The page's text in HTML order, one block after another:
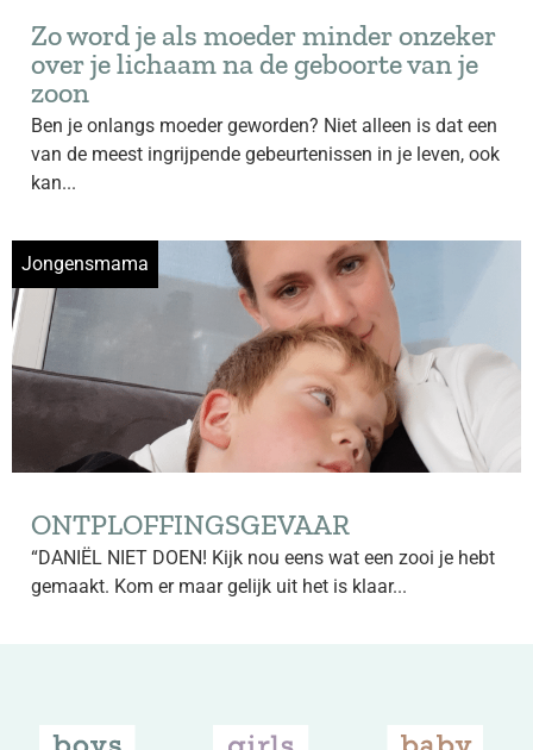
Zo word je als moeder minder onzeker
over je lichaam na de geboorte van je
zoon
Ben je onlangs moeder geworden? Niet alleen is dat een
van de meest ingrijpende gebeurtenissen in je leven, ook
kan...
Jongensmama
ONTPLOFFINGSGEVAAR
“DANIËL NIET DOEN! Kijk nou eens wat een zooi je hebt
gemaakt. Kom er maar gelijk uit het is klaar...